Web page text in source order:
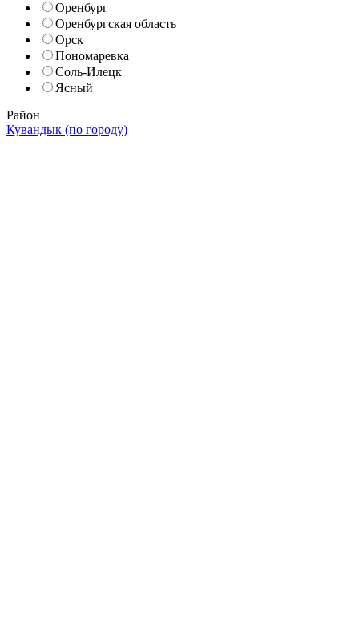
Оренбург
Оренбургская область
Орск
Пономаревка
Соль-Илецк
Ясный
Район
Кувандык (по городу)